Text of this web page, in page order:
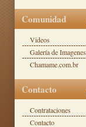
Comunidad
Videos
Galería de Imagenes
Chamame.com.br
Contacto
Contrataciones
Contacto